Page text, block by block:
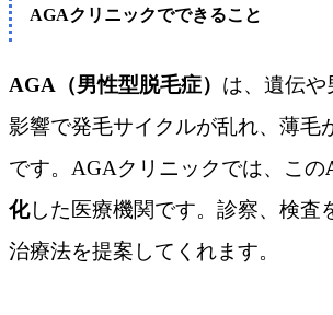
AGAクリニックでできること
AGA（男性型脱毛症） は、遺伝
影響で発毛サイクルが乱れ、薄毛
です。AGAクリニックでは、この
化した医療機関です。診察、検査
治療法を提案してくれます。